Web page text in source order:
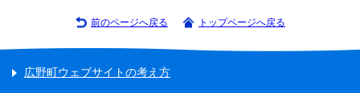
前のページへ戻る トップページへ戻る
広野町ウェブサイトの考え方